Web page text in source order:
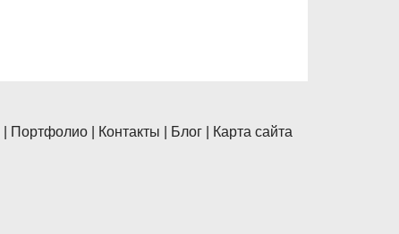
Портфолио| Контакты Блог| Карта сайта